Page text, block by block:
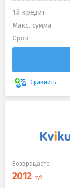
1й кредит
Макс. сумма
Срок
Сравнить
Возвращаете